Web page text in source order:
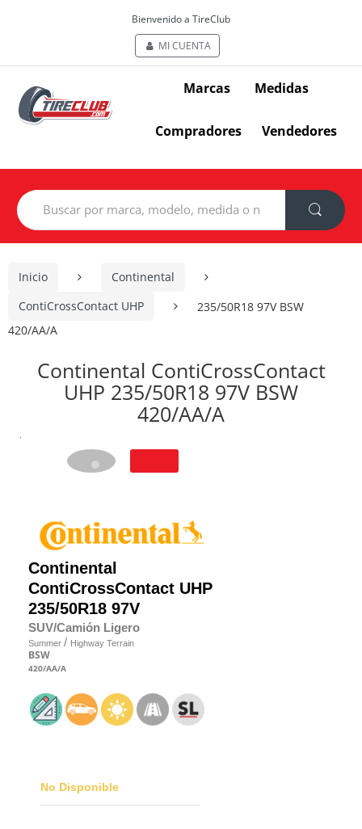
Bienvenido a TireClub
MI CUENTA
Marcas Medidas
Compradores Vendedores
Search
for:
Inicio
Continental
ContiCrossContact UHP
235/50R18 97V BSW
420/AA/A
Continental ContiCrossContact
UHP 235/50R18 97V BSW
420/AA/A
Continental
ContiCrossContact UHP
235/50R18 97V
SUV/Camión Ligero
Summer / Highway Terrain
BSW
420/AA/A
No Disponible